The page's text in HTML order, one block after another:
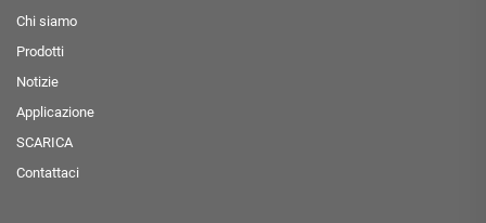
Chi siamo
Prodotti
Notizie
Applicazione
SCARICA
Contattaci